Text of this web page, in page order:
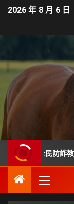
2026 年 8 月 6 日
全民防詐教材